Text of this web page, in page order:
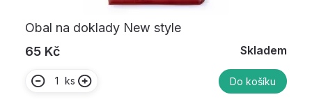
Obal na doklady New style
65 Kč
Skladem
ks Do košíku